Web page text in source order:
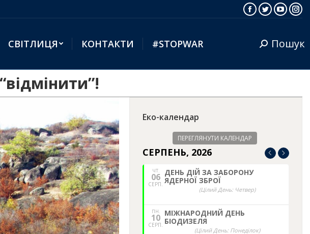
Facebook
Twitter
СВІТЛИЦЯ КОНТАКТИ #STOPWAR Search:Пошук
Еко-календар
ПЕРЕГЛЯНУТИ КАЛЕНДАР
СЕРПЕНЬ, 2026
ЧТ.
06
СЕРП.
ДЕНЬ ДІЙ ЗА ЗАБОРОНУ
ЯДЕРНОЇ ЗБРОЇ
(Цілий День: Четвер)
ПН.
10
СЕРП.
МІЖНАРОДНИЙ ДЕНЬ
БІОДИЗЕЛЯ
(Цілий День: Понеділок)